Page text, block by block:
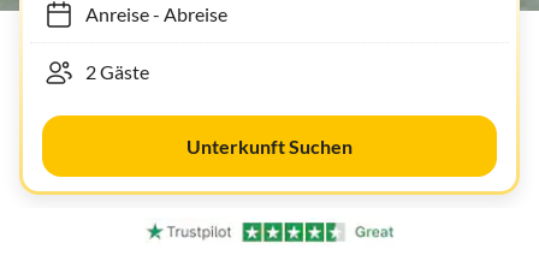
Anreise- Abreise
Unterkunft Suchen